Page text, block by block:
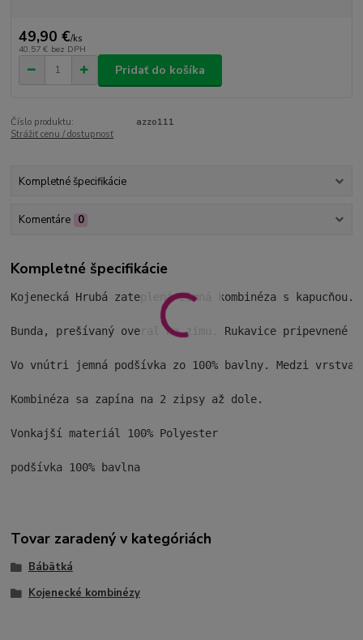
49,90 €/ks
40,57 € bez DPH
Pridať do košíka
Číslo produktu:
azzo111
Strážiť cenu / dostupnosť
Kompletné špecifikácie
Komentáre 0
Kompletné špecifikácie
Kojenecká Hrubá zateplená zimná kombinéza s kapucňou.
Bunda, prešívaný overal na zimu. Rukavice pripevnené k
Vo vnútri jemná podšívka zo 100% bavlny. Medzi
Kombinéza sa zapína na 2 zipsy až dole.
Vonkajší materiál 100% Polyester
podšívka 100% bavlna
Tovar zaradený v kategóriách
Bábätká
Kojenecké kombinézy